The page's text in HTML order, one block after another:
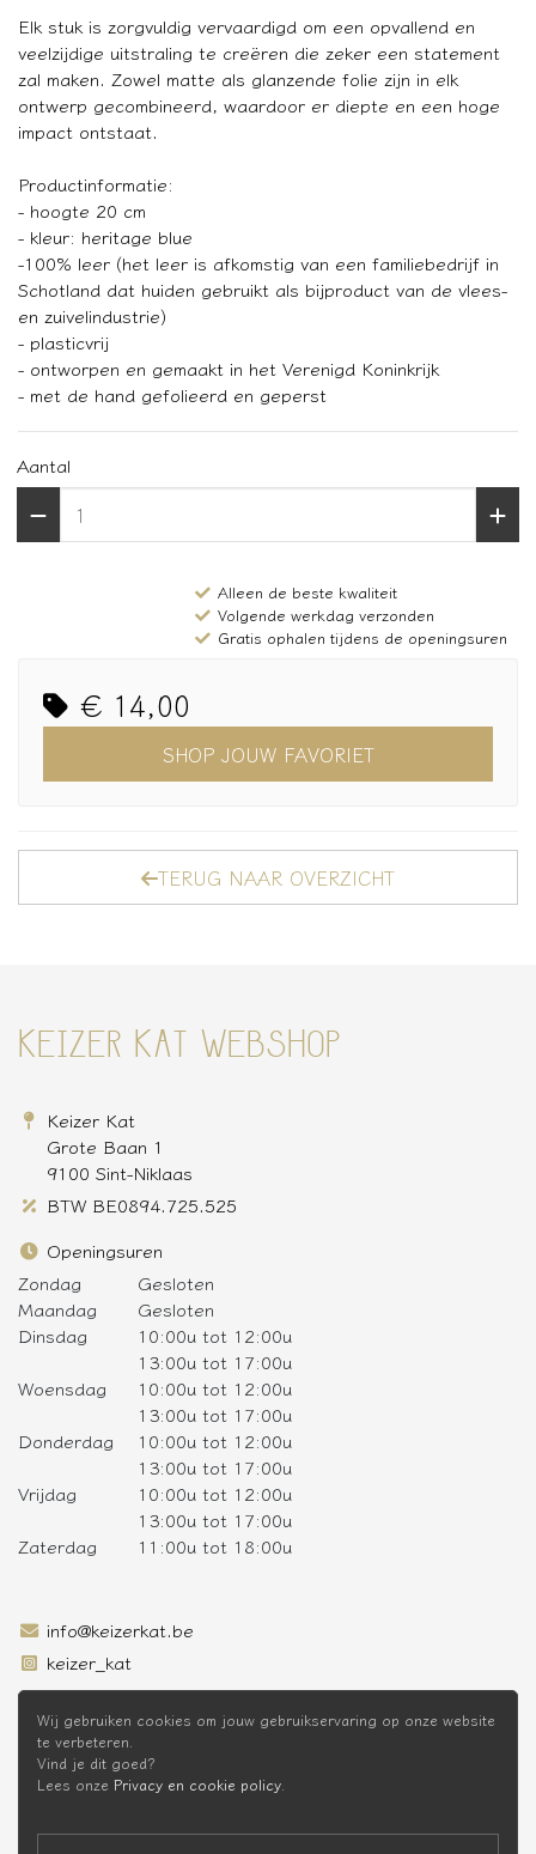
Elk stuk is zorgvuldig vervaardigd om een opvallend en
veelzijdige uitstraling te creëren die zeker een statement
zal maken. Zowel matte als glanzende folie zijn in elk
ontwerp gecombineerd, waardoor er diepte en een hoge
impact ontstaat.
Productinformatie:
- hoogte 20 cm
- kleur: heritage blue
-100% leer (het leer is afkomstig van een familiebedrijf in
Schotland dat huiden gebruikt als bijproduct van de vlees-
en zuivelindustrie)
- plasticvrij
- ontworpen en gemaakt in het Verenigd Koninkrijk
- met de hand gefolieerd en geperst
Aantal
Alleen de beste kwaliteit
Volgende werkdag verzonden
Gratis ophalen tijdens de openingsuren
€ 14,00
SHOP JOUW FAVORIET
TERUG NAAR OVERZICHT
KEIZER KAT WEBSHOP
Keizer Kat
Grote Baan 1
9100 Sint-Niklaas
BTW BE0894.725.525
Openingsuren
Zondag
Gesloten
Maandag
Gesloten
Dinsdag
10:00u tot 12:00u
13:00u tot 17:00u
Woensdag
10:00u tot 12:00u
13:00u tot 17:00u
Donderdag
10:00u tot 12:00u
13:00u tot 17:00u
Vrijdag
10:00u tot 12:00u
13:00u tot 17:00u
Zaterdag
11:00u tot 18:00u
info@keizerkat.be
keizer_kat
SCHRIJF JE IN OP DE NIEUWSBRIEF
* Niet cumuleerbaar met andere kortingen
Wij gebruiken cookies om jouw gebruikservaring op onze website
te verbeteren.
Vind je dit goed?
Lees onze Privacy en cookie policy.